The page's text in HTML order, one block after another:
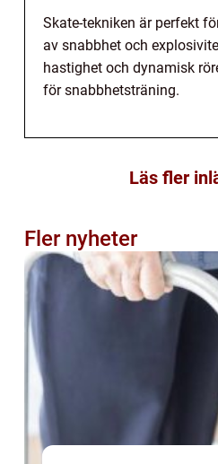
Skate-tekniken är perfekt
av snabbhet och
hastighet och dynamisk
för snabbhetsträning.
Läs fler
Fler nyheter